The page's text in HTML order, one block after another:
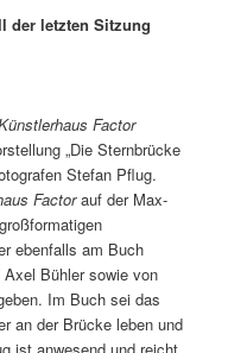
der letzten Sitzung
Factor
„Die Sternbrücke
Stefan Pflug.
Factorauf der Max-
ebenfalls am Buch
Bühler sowie von
Im Buch sei das
an der Brücke leben und